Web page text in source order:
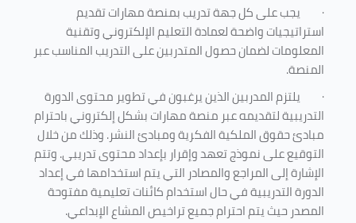
· يجب على كل جهة تدريب بمنصة مهارات تقديم
استراتيجيات واضحة لعمادة التعليم الإلكتروني وتقنية
المعلومات لضمان حصول المتدربين على التدريب المناسب عبر
المنصة.
· يلتزم المدربين الذين يرغبون في تطوير محتوى الدورة
التدريبية لتقديمه عبر منصة مهارات بشكل إلكتروني باحترام
مبادئ حقوق الملكية الفكرية ومبادئ النشر. وذلك من خلال
التوقيع على نموذج تعهد وإقرار بإعداد محتوى تدريبي. وتتم
الإشارة إلى المراجع والمصادر التي يتم استخدامها في إعداد
الدورة التدريبية في حال استخدام كائنات تعليمية مفتوحة
المصدر حيث يتم احترام جميع تراخيص المشاع الإبداعي.